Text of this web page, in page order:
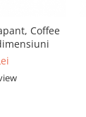
Coffee